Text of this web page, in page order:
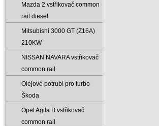
Mazda 2 vstřikovač common
rail diesel
Mitsubishi 3000 GT (Z16A)
210KW
NISSAN NAVARA vstřikovač
common rail
Olejové potrubí pro turbo
Škoda
Opel Agila B vstřikovač
common rail